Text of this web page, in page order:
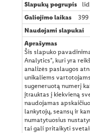
399
Šis slapuko
Analytics", kuri yra
analizės paslaugos
unikaliems
sugeneruotą numerį
įtrauktas į kiekvieną
naudojamas
lankytojų, seansų ir
numatytuosius
tai gali pritaikyti